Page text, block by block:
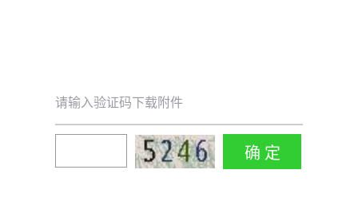
请输入验证码下载附件